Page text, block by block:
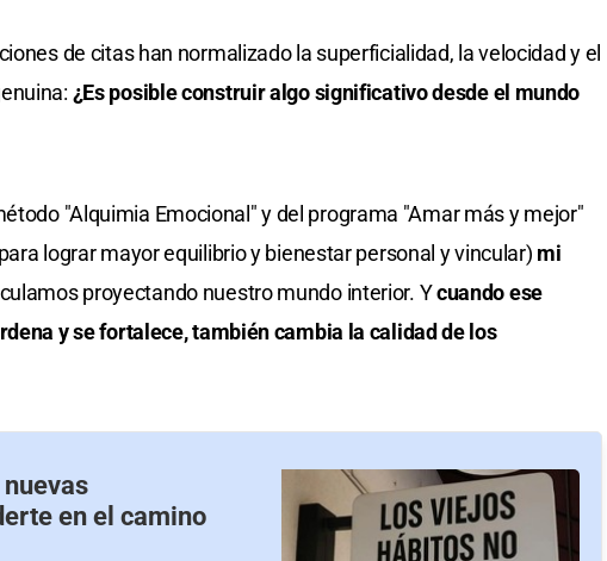
de citas han normalizado la superficialidad, la velocidad y el
¿Es posible construir algo significativo desde el mundo
"Alquimia Emocional" y del programa "Amar más y mejor"
lograr mayor equilibrio y bienestar personal y vincular) mi
proyectando nuestro mundo interior. Ycuando ese
y se fortalece, también cambia la calidad de los
en el camino